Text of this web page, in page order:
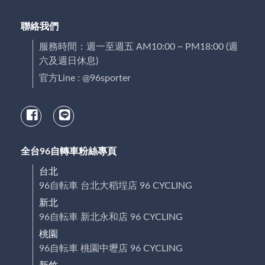
聯絡我們
服務時間：週一至週五 AM10:00 ~ PM18:00 (週
六及週日休息)
官方Line : @96sporter
全台96自轉車粉絲專頁
台北
96自転車 台北大稻埕店 96 CYCLING
新北
96自転車 新北永和店 96 CYCLING
桃園
96自転車 桃園中壢店 96 CYCLING